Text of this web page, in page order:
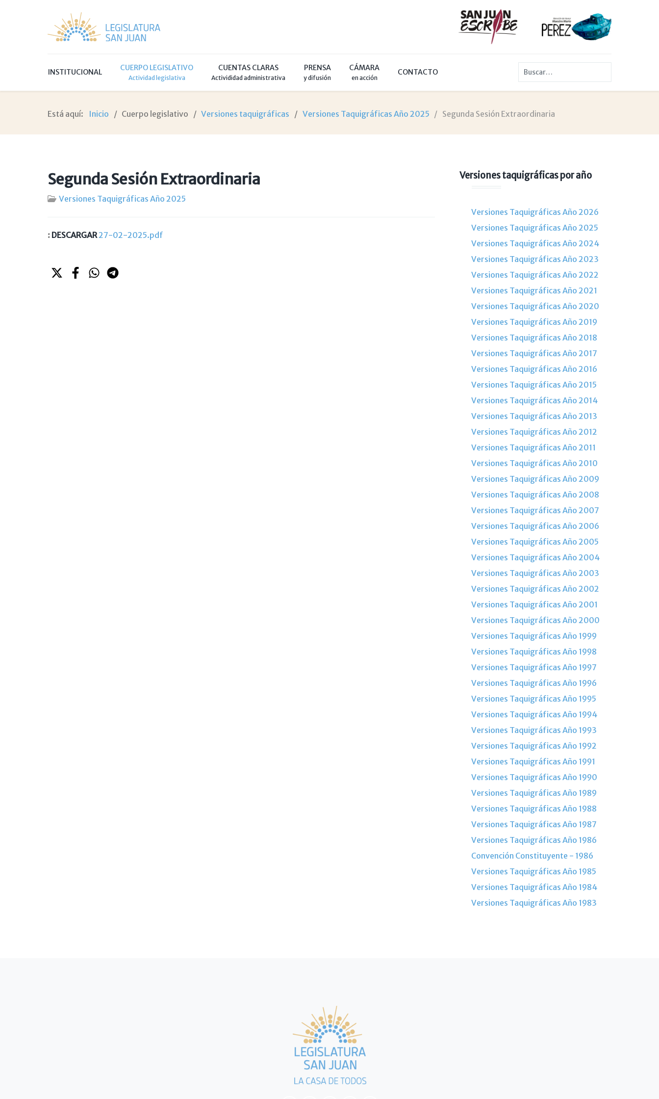
INSTITUCIONAL CUERPO LEGISLATIVO
Actividad legislativa
CUENTAS CLARAS
Activididad administrativa
PRENSA
y difusión
CÁMARA
en acción
CONTACTO Buscar
Está aquí: Inicio Cuerpo legislativo Versiones taquigráficas Versiones Taquigráficas Año 2025 Segunda Sesión Extraordinaria
Segunda Sesión Extraordinaria
Versiones Taquigráficas Año 2025
: DESCARGAR27-02-2025.pdf
Versiones taquigráficas por año
Versiones Taquigráficas Año 2026
Versiones Taquigráficas Año 2025
Versiones Taquigráficas Año 2024
Versiones Taquigráficas Año 2023
Versiones Taquigráficas Año 2022
Versiones Taquigráficas Año 2021
Versiones Taquigráficas Año 2020
Versiones Taquigráficas Año 2019
Versiones Taquigráficas Año 2018
Versiones Taquigráficas Año 2017
Versiones Taquigráficas Año 2016
Versiones Taquigráficas Año 2015
Versiones Taquigráficas Año 2014
Versiones Taquigráficas Año 2013
Versiones Taquigráficas Año 2012
Versiones Taquigráficas Año 2011
Versiones Taquigráficas Año 2010
Versiones Taquigráficas Año 2009
Versiones Taquigráficas Año 2008
Versiones Taquigráficas Año 2007
Versiones Taquigráficas Año 2006
Versiones Taquigráficas Año 2005
Versiones Taquigráficas Año 2004
Versiones Taquigráficas Año 2003
Versiones Taquigráficas Año 2002
Versiones Taquigráficas Año 2001
Versiones Taquigráficas Año 2000
Versiones Taquigráficas Año 1999
Versiones Taquigráficas Año 1998
Versiones Taquigráficas Año 1997
Versiones Taquigráficas Año 1996
Versiones Taquigráficas Año 1995
Versiones Taquigráficas Año 1994
Versiones Taquigráficas Año 1993
Versiones Taquigráficas Año 1992
Versiones Taquigráficas Año 1991
Versiones Taquigráficas Año 1990
Versiones Taquigráficas Año 1989
Versiones Taquigráficas Año 1988
Versiones Taquigráficas Año 1987
Versiones Taquigráficas Año 1986
Convención Constituyente - 1986
Versiones Taquigráficas Año 1985
Versiones Taquigráficas Año 1984
Versiones Taquigráficas Año 1983